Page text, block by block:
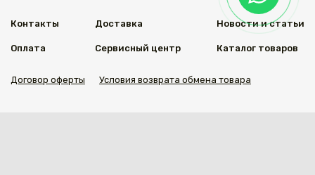
Контакты
Оплата
Доставка
Сервисный центр
Новости и статьи
Каталог товаров
Договор оферты Условия возврата обмена товара